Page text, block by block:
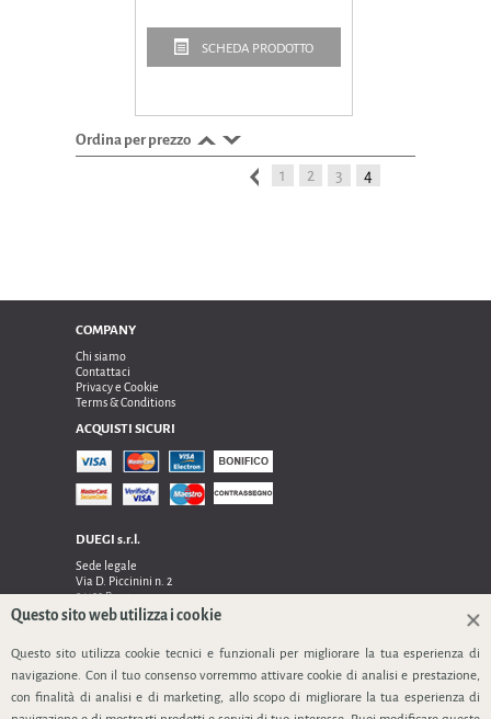
SCHEDA PRODOTTO
1 2 3 4
Ordina per prezzo
COMPANY
Chi siamo
Contattaci
Privacy e Cookie
Terms & Conditions
ACQUISTI SICURI
DUEGI s.r.l.
Sede legale
Via D. Piccinini n. 2
24122 Bergamo
Sede operativa e amministrativa:
24048 Treviolo (Bg)
TEL 0354128024, FAX 0354129132
P.IVA 03535240166
SEGUICI
Questo sito web utilizza i cookie
Questo sito utilizza cookie tecnici e funzionali per migliorare la tua esperienza di
navigazione. Con il tuo consenso vorremmo attivare cookie di analisi e prestazione,
con finalità di analisi e di marketing, allo scopo di migliorare la tua esperienza di